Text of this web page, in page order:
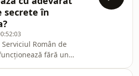
arestarea președintelui
declarațiile acide ale
Washington, Donald
determinat pe liderii
caute soluții pentru
puterii și autonomiei
aces
secrete în
Român de
fără un